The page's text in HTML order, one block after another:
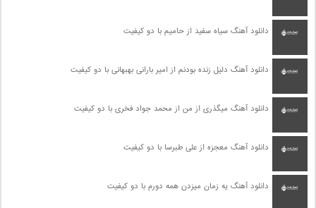
دانلود آهنگ سیاه سفید از حامیم با دو کیفیت
دانلود آهنگ دلیل زنده بودنم از امیر بارانی بهبهانی با دو کیفیت
دانلود آهنگ میگذری از من از محمد جواد فخری با دو کیفیت
دانلود آهنگ معجزه از علی طبرسا با دو کیفیت
دانلود آهنگ یه زمان میزدن همه دورم با دو کیفیت